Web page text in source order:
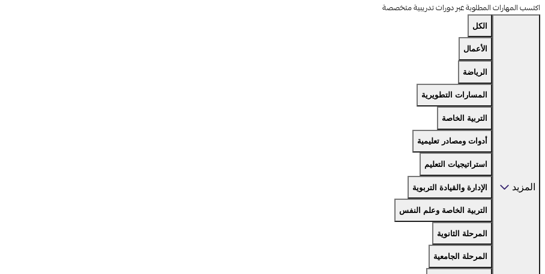
اكتسب المهارات المطلوبة عبر دورات تدريبية متخصصة
المزيد
الكل
الأعمال
الرياضة
المسارات التطويرية
التربية الخاصة
أدوات ومصادر تعليمية
استراتيجيات التعليم
الإدارة والقيادة التربوية
التربية الخاصة وعلم النفس
المرحلة الثانوية
المرحلة الجامعية